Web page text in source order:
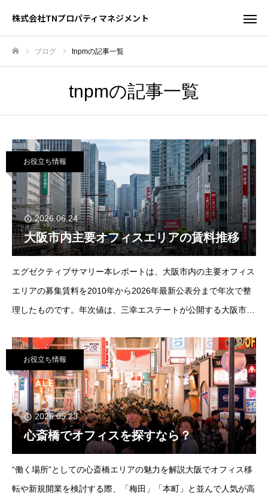
株式会社TNプロパティマネジメント
ブログ tnpmの記事一覧
tnpmの記事一覧
お役立ち情報
2026.06.24
大阪市内主要オフィスエリアの賃料推移
エグゼクティブサマリー本レポートは、大阪市内の主要オフィス
エリアの募集賃料を2010年から2026年最新公表分まで年次で整
理したものです。年次値は、三幸エステートが公開する大阪市の
5月平均としました。実質値は
お役立ち情報
2026.05.23
心斎橋でオフィスを探すなら？
“働く場所”としての心斎橋エリアの魅力を解説大阪でオフィス移
転や新規開業を検討する際、「梅田」「本町」と並んで人気が高